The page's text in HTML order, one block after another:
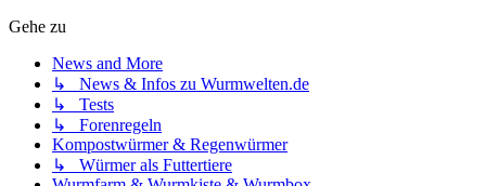
Gehe zu
News and More
↳ News & Infos zu Wurmwelten.de
↳ Tests
↳ Forenregeln
Kompostwürmer & Regenwürmer
↳ Würmer als Futtertiere